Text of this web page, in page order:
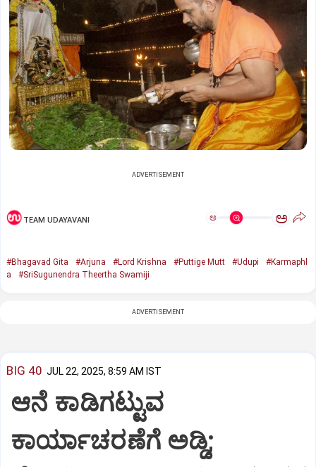
ADVERTISEMENT
TEAM UDAYAVANI ಅ ಅ
#Bhagavad Gita #Arjuna #Lord Krishna #Puttige Mutt #Udupi
#Karmaphl
a
#SriSugunendra Theertha Swamiji
ADVERTISEMENT
BIG 40 JUL 22, 2025, 8:59 AM IST
ಆನೆ ಕಾಡಿಗಟ್ಟುವ
ಕಾರ್ಯಾಚರಣೆಗೆ ಅಡ್ಡಿ;